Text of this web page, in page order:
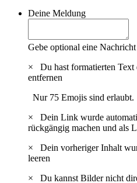
Deine Meldung
Gebe optional eine
×
Du hast formatierten
entfernen
Nur 75 Emojis sind erlaubt.
×
Dein Link wurde
rückgängig machen und als
×
Dein vorheriger Inhalt
leeren
×
Du kannst Bilder nicht